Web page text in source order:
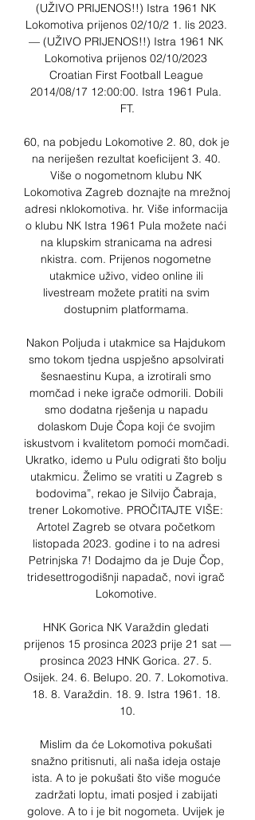
(UŽIVO PRIJENOS!!) Istra 1961 NK
Lokomotiva prijenos 02/10/2 1. lis 2023.
— (UŽIVO PRIJENOS!!) Istra 1961 NK
Lokomotiva prijenos 02/10/2023
Croatian First Football League
2014/08/17 12:00:00. Istra 1961 Pula.
FT.
60, na pobjedu Lokomotive 2. 80, dok je
na neriješen rezultat koeficijent 3. 40.
Više o nogometnom klubu NK
Lokomotiva Zagreb doznajte na mrežnoj
adresi nklokomotiva. hr. Više informacija
o klubu NK Istra 1961 Pula možete naći
na klupskim stranicama na adresi
nkistra. com. Prijenos nogometne
utakmice uživo, video online ili
livestream možete pratiti na svim
dostupnim platformama.
Nakon Poljuda i utakmice sa Hajdukom
smo tokom tjedna uspješno apsolvirati
šesnaestinu Kupa, a izrotirali smo
momčad i neke igrače odmorili. Dobili
smo dodatna rješenja u napadu
dolaskom Duje Čopa koji će svojim
iskustvom i kvalitetom pomoći momčadi.
Ukratko, idemo u Pulu odigrati što bolju
utakmicu. Želimo se vratiti u Zagreb s
bodovima”, rekao je Silvijo Čabraja,
trener Lokomotive. PROČITAJTE VIŠE:
Artotel Zagreb se otvara početkom
listopada 2023. godine i to na adresi
Petrinjska 7! Dodajmo da je Duje Čop,
tridesettrogodišnji napadač, novi igrač
Lokomotive.
HNK Gorica NK Varaždin gledati
prijenos 15 prosinca 2023 prije 21 sat —
prosinca 2023 HNK Gorica. 27. 5.
Osijek. 24. 6. Belupo. 20. 7. Lokomotiva.
18. 8. Varaždin. 18. 9. Istra 1961. 18.
10.
Mislim da će Lokomotiva pokušati
snažno pritisnuti, ali naša ideja ostaje
ista. A to je pokušati što više moguće
zadržati loptu, imati posjed i zabijati
golove. A to i je bit nogometa. Uvijek je